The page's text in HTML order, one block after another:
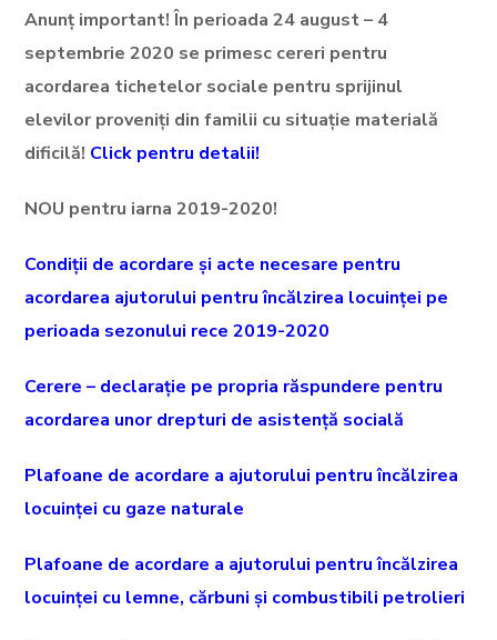
Anunț important! În perioada 24 august – 4
septembrie 2020 se primesc cereri pentru
acordarea tichetelor sociale pentru sprijinul
elevilor proveniți din familii cu situație materială
dificilă! Click pentru detalii!
NOU pentru iarna 2019-2020!
Condiții de acordare și acte necesare pentru
acordarea ajutorului pentru încălzirea locuinței pe
perioada sezonului rece 2019-2020
Cerere – declarație pe propria răspundere pentru
acordarea unor drepturi de asistență socială
Plafoane de acordare a ajutorului pentru încălzirea
locuinței cu gaze naturale
Plafoane de acordare a ajutorului pentru încălzirea
locuinței cu lemne, cărbuni și combustibili petrolieri